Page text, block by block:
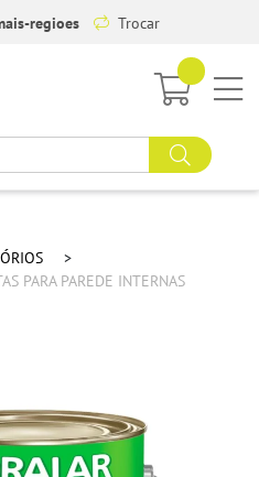
regioes Trocar
PARA PAREDE INTERNAS